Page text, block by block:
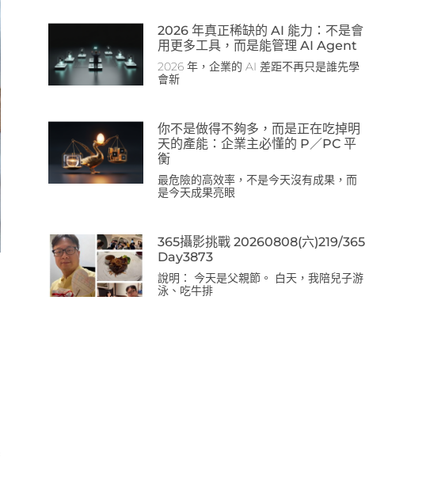
2026 年真正稀缺的 AI 能力：不是會
用更多工具，而是能管理 AI Agent
2026 年，企業的 AI 差距不再只是誰先學
會新
你不是做得不夠多，而是正在吃掉明
天的產能：企業主必懂的 P／PC 平
衡
最危險的高效率，不是今天沒有成果，而
是今天成果亮眼
365攝影挑戰 20260808(六)219/365
Day3873
說明： 今天是父親節。 白天，我陪兒子游
泳、吃牛排